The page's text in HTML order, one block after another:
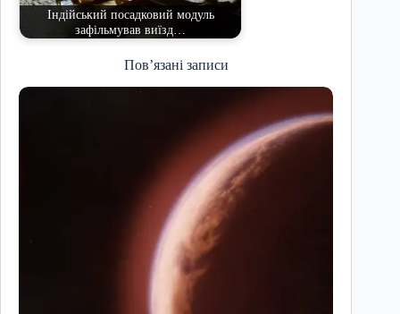
Індійський посадковий модуль
зафільмував виїзд…
Пов’язані записи